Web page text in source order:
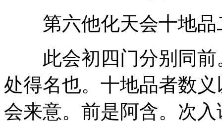
第六他化天会十地品
此会初四门分别同前
处得名也。十地品者数
会来意。前是阿含。次